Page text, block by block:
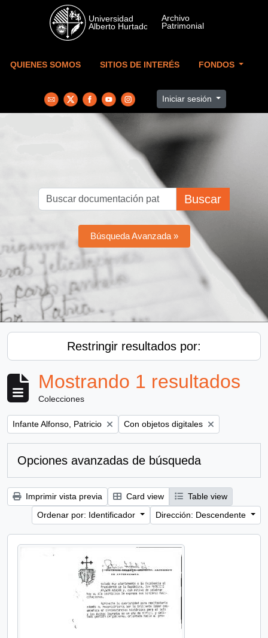
Skip to main content
QUIENES SOMOS SITIOS DE INTERÉS FONDOS
Iniciar sesión
Buscar
Búsqueda Avanzada »
Restringir resultados por:
Mostrando 1 resultados
Colecciones
Remove filter:
Infante Alfonso, Patricio Remove filter:
Con objetos digitales
Opciones avanzadas de búsqueda
Imprimir vista previa Card view
Table view
Ordenar por: Identificador
Dirección: Descendente